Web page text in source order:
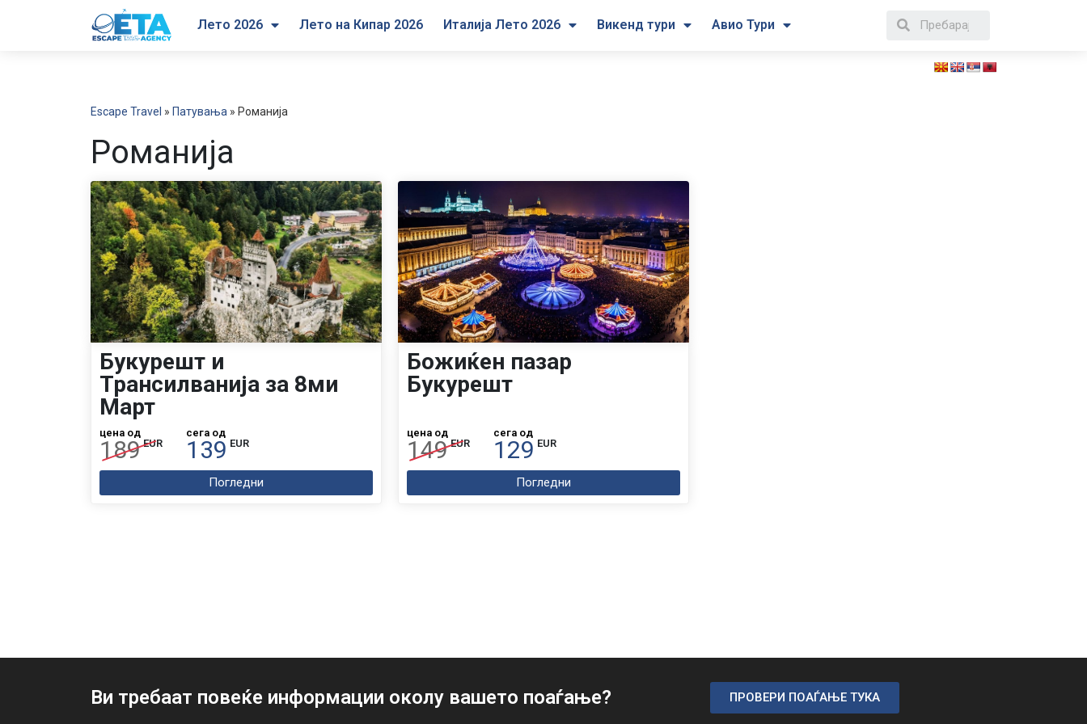
Лето 2026 Лето на Кипар 2026 Италија Лето 2026 Викенд тури Авио Тури
Escape Travel » Патувања » Романија
Романија
Букурешт и
Трансилванија за 8ми
Март
цена од
189 EUR
сега од
139 EUR
Погледни
Божиќен пазар
Букурешт
цена од
149 EUR
сега од
129 EUR
Погледни
Ви требаат повеќе информации околу вашето поаѓање? ПРОВЕРИ ПОАЃАЊЕ ТУКА